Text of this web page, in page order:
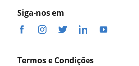
Siga-nos em
Termos e Condições